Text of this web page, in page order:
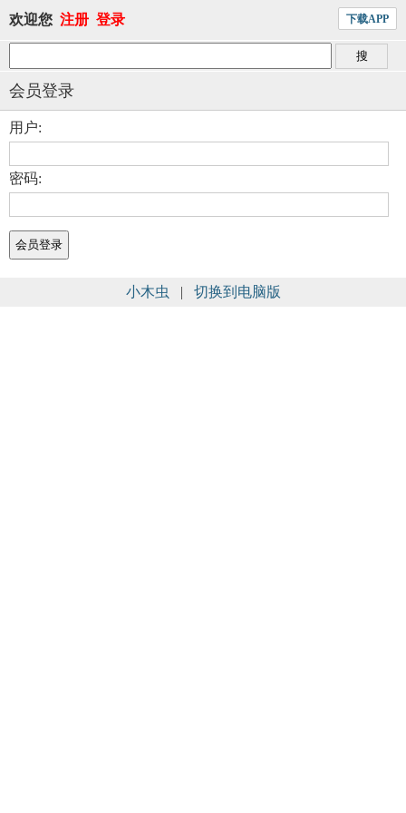
欢迎您 注册 登录 下载APP
会员登录
用户:
密码:
小木虫 | 切换到电脑版